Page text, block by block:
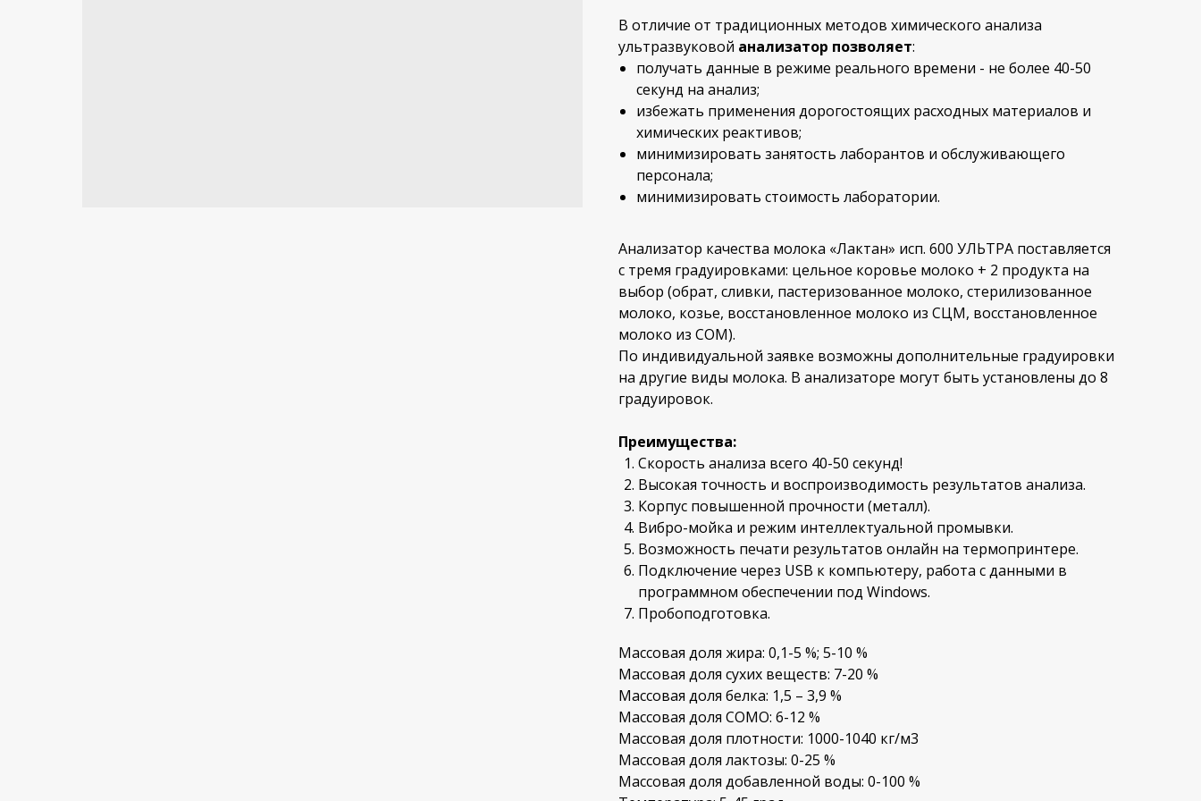
В отличие от традиционных методов химического анализа
ультразвуковой анализатор позволяет:
получать данные в режиме реального времени - не более 40-50
секунд на анализ;
избежать применения дорогостоящих расходных материалов и
химических реактивов;
минимизировать занятость лаборантов и обслуживающего
персонала;
минимизировать стоимость лаборатории.
Анализатор качества молока «Лактан» исп. 600 УЛЬТРА поставляется
с тремя градуировками: цельное коровье молоко + 2 продукта на
выбор (обрат, сливки, пастеризованное молоко, стерилизованное
молоко, козье, восстановленное молоко из СЦМ, восстановленное
молоко из СОМ).
По индивидуальной заявке возможны дополнительные градуировки
на другие виды молока. В анализаторе могут быть установлены до 8
градуировок.
Преимущества:
Скорость анализа всего 40-50 секунд!
Высокая точность и воспроизводимость результатов анализа.
Корпус повышенной прочности (металл).
Вибро-мойка и режим интеллектуальной промывки.
Возможность печати результатов онлайн на термопринтере.
Подключение через USB к компьютеру, работа с данными в
программном обеспечении под Windows.
Пробоподготовка.
Массовая доля жира: 0,1-5 %; 5-10 %
Массовая доля сухих веществ: 7-20 %
Массовая доля белка: 1,5 – 3,9 %
Массовая доля СОМО: 6-12 %
Массовая доля плотности: 1000-1040 кг/м3
Массовая доля лактозы: 0-25 %
Массовая доля добавленной воды: 0-100 %